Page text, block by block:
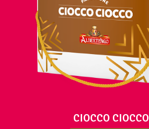
VUE
CIOCCO CIOCCO